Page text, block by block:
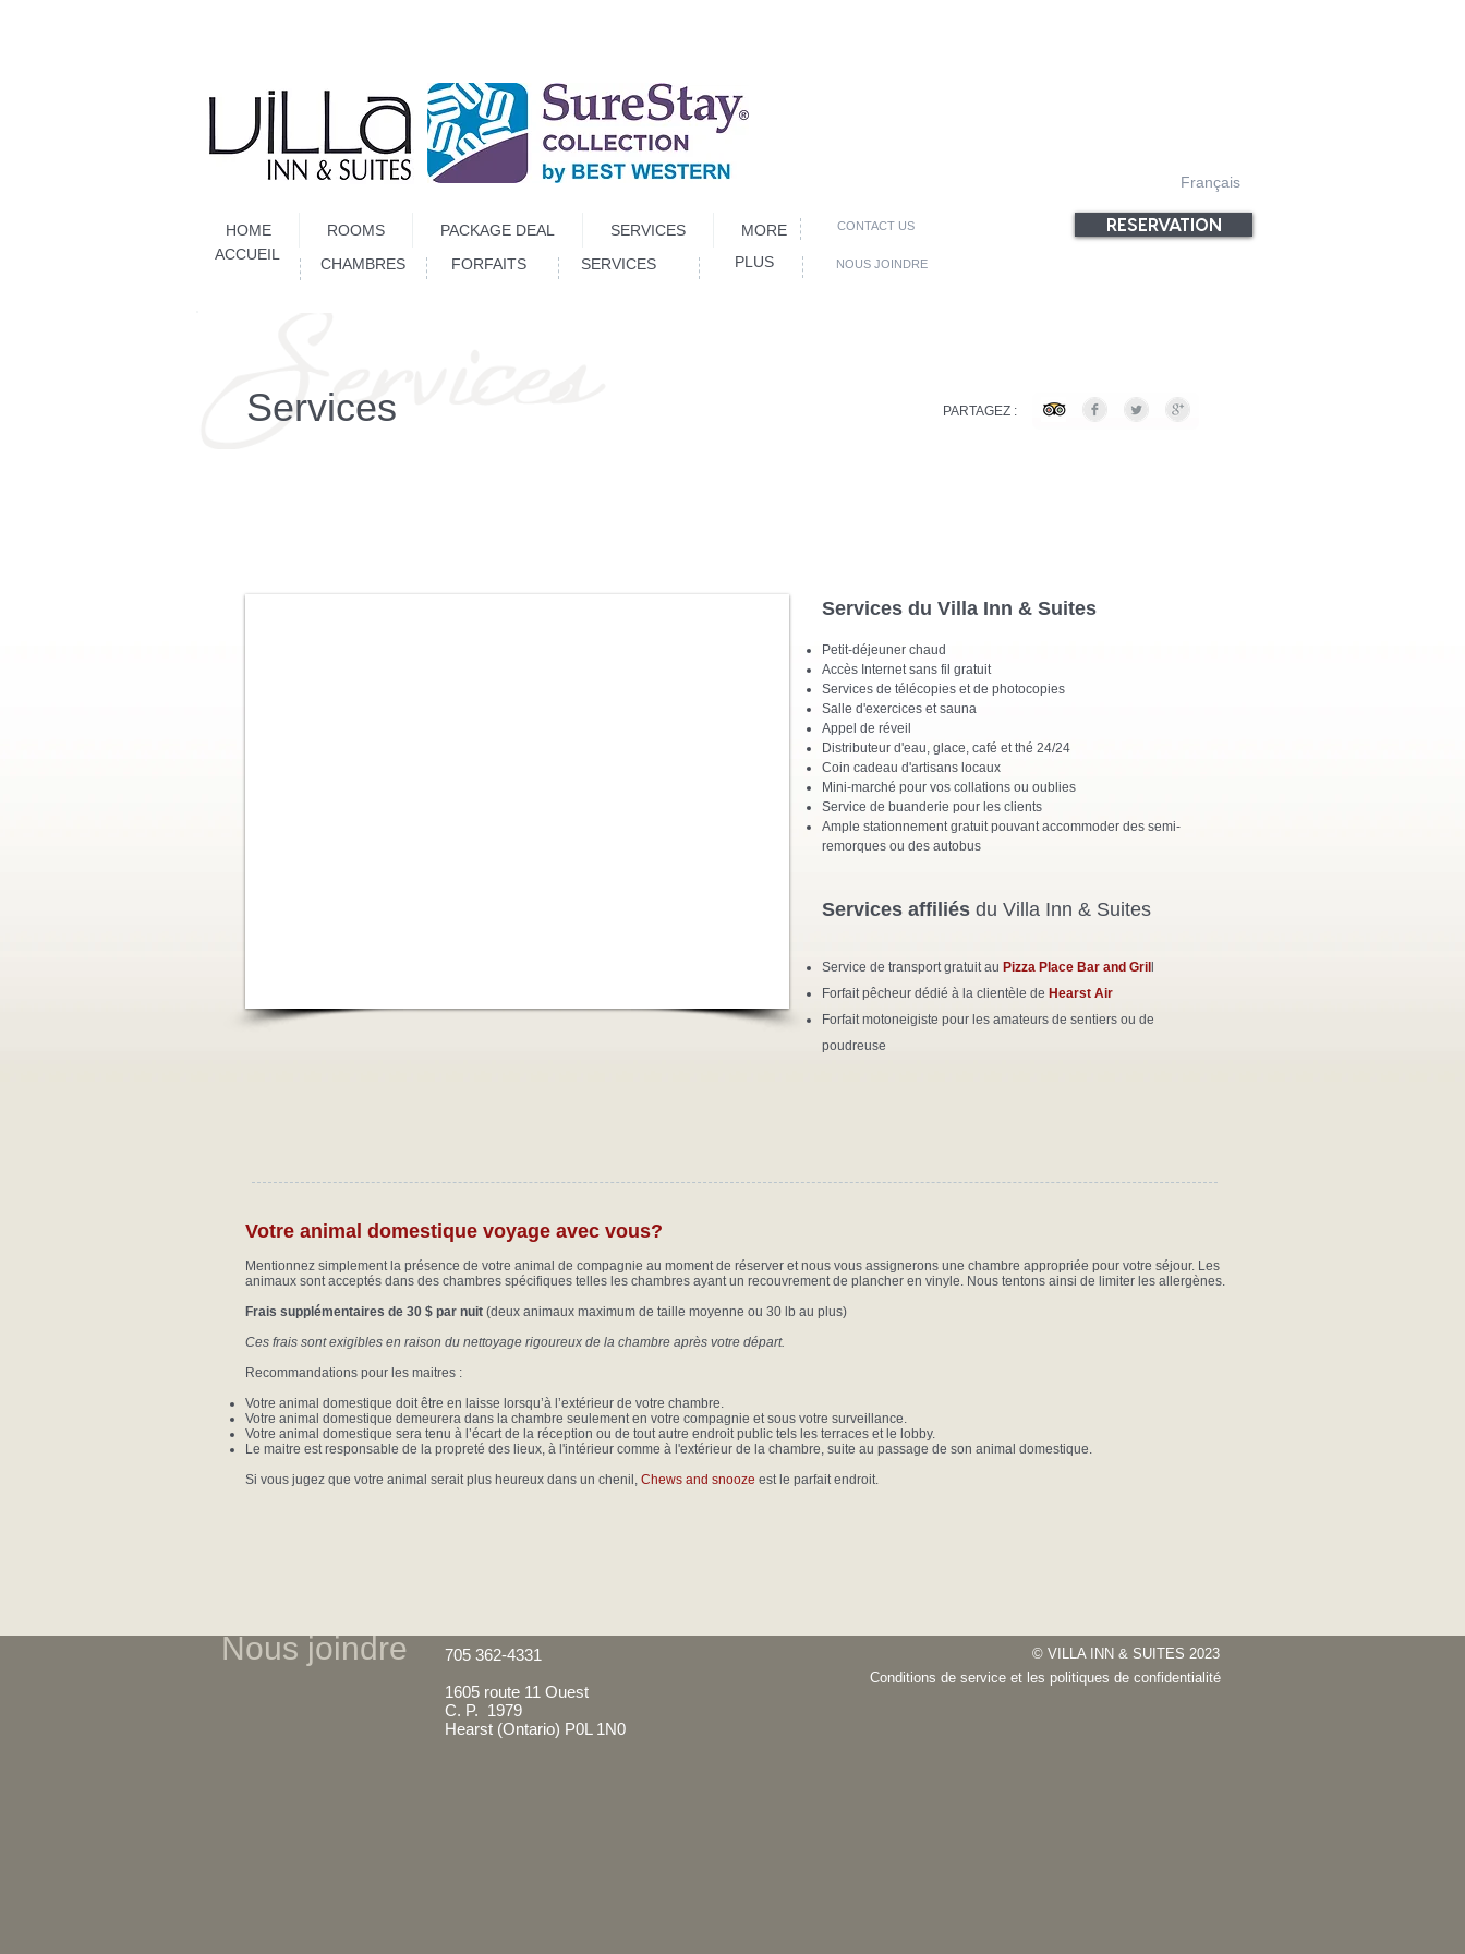
ACCUEIL
HOME ROOMS PACKAGE DEAL SERVICES MORE CONTACT US
CHAMBRES FORFAITS SERVICES PLUS NOUS JOINDRE
Français
RESERVATION
PARTAGEZ :
Services du Villa Inn & Suites
Petit-déjeuner chaud
Accès Internet sans fil gratuit
Services de télécopies et de photocopies
Salle d'exercices et sauna
Appel de réveil
Distributeur d'eau, glace, café et thé 24/24
Coin cadeau d'artisans locaux
Mini-marché pour vos collations ou oublies
Service de buanderie pour les clients
Ample stationnement gratuit pouvant accommoder des semi-
remorques ou des autobus
Services affiliés du Villa Inn & Suites
Service de transport gratuit au Pizza Place Bar and Gril
Forfait pêcheur dédié à la clientèle de Hearst Air
Forfait motoneigiste pour les amateurs de sentiers ou de
poudreuse
Votre animal domestique voyage avec vous?
Mentionnez simplement la présence de votre animal de compagnie au moment de réserver et nous vous assignerons une chambre appropriée pour votre séjour. Les
animaux sont acceptés dans des chambres spécifiques telles les chambres ayant un recouvrement de plancher en vinyle. Nous tentons ainsi de limiter les allergènes.
Frais supplémentaires de 30 $ par nuit (deux animaux maximum de taille moyenne ou 30 lb au plus)
Ces frais sont exigibles en raison du nettoyage rigoureux de la chambre après votre départ.
Recommandations pour les maitres :
Votre animal domestique doit être en laisse lorsqu’à l’extérieur de votre chambre.
Votre animal domestique demeurera dans la chambre seulement en votre compagnie et sous votre surveillance.
Votre animal domestique sera tenu à l’écart de la réception ou de tout autre endroit public tels les terraces et le lobby.
Le maitre est responsable de la propreté des lieux, à l'intérieur comme à l'extérieur de la chambre, suite au passage de son animal domestique.
Si vous jugez que votre animal serait plus heureux dans un chenil, Chews and snooze est le parfait endroit.
Services
Nous joindre
705 362-4331
1605 route 11 Ouest
C. P. 1979
Hearst (Ontario) P0L 1N0
Conditions de service et les politiques de confidentialité
© VILLA INN & SUITES 2023